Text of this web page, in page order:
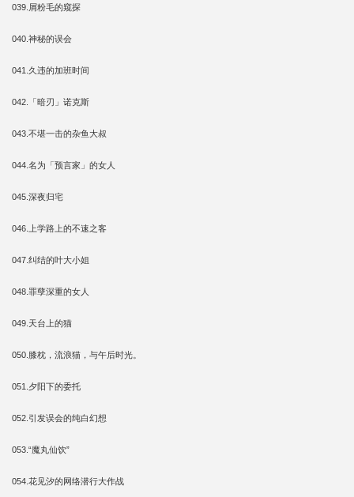
039.屑粉毛的窥探
040.神秘的误会
041.久违的加班时间
042.「暗刃」诺克斯
043.不堪一击的杂鱼大叔
044.名为「预言家」的女人
045.深夜归宅
046.上学路上的不速之客
047.纠结的叶大小姐
048.罪孽深重的女人
049.天台上的猫
050.膝枕，流浪猫，与午后时光。
051.夕阳下的委托
052.引发误会的纯白幻想
053.“魔丸仙饮”
054.花见汐的网络潜行大作战